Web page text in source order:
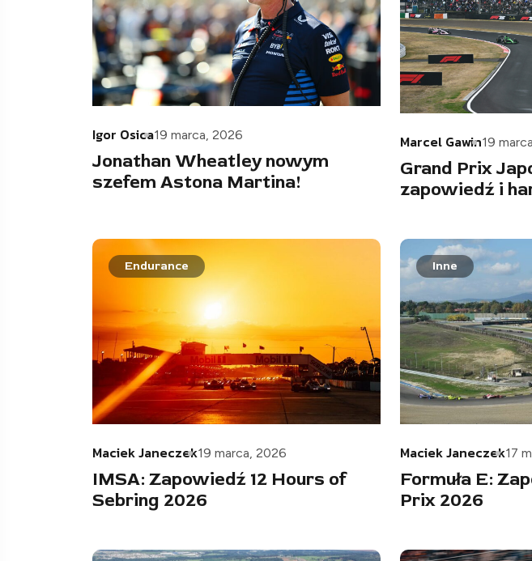
Igor Osica19 marca, 2026
Jonathan Wheatley nowym
szefem Astona Martina!
Marcel Gawin19
Grand Prix
zapowiedź i
Endurance
Maciek Janeczek19 marca, 2026
IMSA: Zapowiedź 12 Hours of
Sebring 2026
Inne
Maciek Janeczek17
Formuła E:
Prix 2026